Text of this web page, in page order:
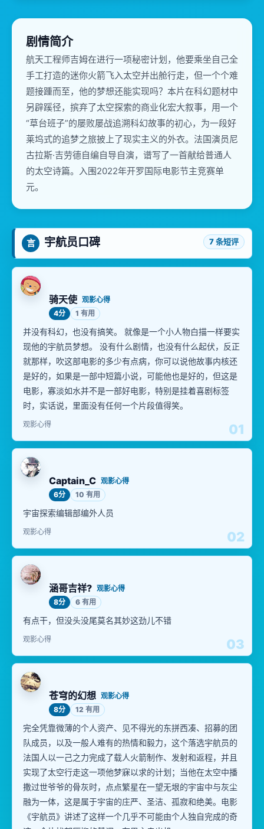
剧情简介
航天工程师吉姆在进行一项秘密计划，他要乘坐自己全
手工打造的迷你火箭飞入太空并出舱行走，但一个个难
题接踵而至，他的梦想还能实现吗？本片在科幻题材中
另辟蹊径，摈弃了太空探索的商业化宏大叙事，用一个
“草台班子”的屡败屡战追溯科幻故事的初心，为一段好
莱坞式的追梦之旅披上了现实主义的外衣。法国演员尼
古拉斯·吉劳德自编自导自演，谱写了一首献给普通人
的太空诗篇。入围2022年开罗国际电影节主竞赛单
元。
言 宇航员口碑 7 条短评
01
骑天使 观影心得
4分
1 有用
并没有科幻，也没有搞笑。 就像是一个小人物白描一样要实
现他的宇航员梦想。 没有什么剧情，也没有什么起伏，反正
就那样，吹这部电影的多少有点病，你可以说他故事内核还
是好的，如果是一部中短篇小说，可能他也是好的，但这是
电影，寡淡如水并不是一部好电影，特别是挂着喜剧标签
时，实话说，里面没有任何一个片段值得笑。
观影心得
02
Captain_C 观影心得
6分
10 有用
宇宙探索编辑部编外人员
观影心得
03
涵哥吉祥? 观影心得
8分
6 有用
有点干，但没头没尾莫名其妙这劲儿不错
观影心得
苍穹的幻想 观影心得
8分
12 有用
完全凭靠微薄的个人资产、见不得光的东拼西凑、招募的团
队成员，以及一般人难有的热情和毅力，这个落选宇航员的
法国人以一己之力完成了载人火箭制作、发射和返程，并且
实现了太空行走这一项他梦寐以求的计划；当他在太空中播
撒过世爷爷的骨灰时，点点繁星在一望无垠的宇宙中与灰尘
融为一体，这是属于宇宙的庄严、圣洁、孤寂和绝美。电影
《宇航员》讲述了这样一个几乎不可能由个人独自完成的奇